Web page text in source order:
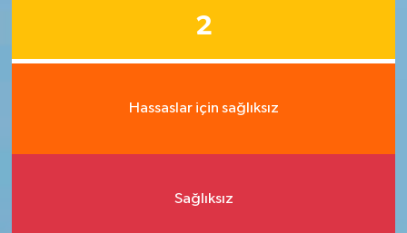
2
Hassaslar için sağlıksız
Sağlıksız